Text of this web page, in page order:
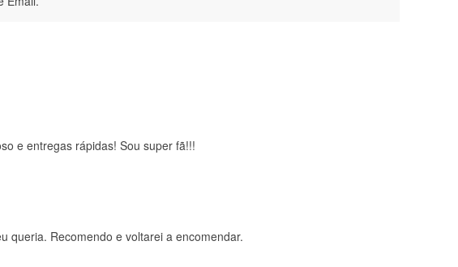
muito obrigada , serviço 5 estrelas
e entregas rápidas! Sou super fã!!!
queria. Recomendo e voltarei a encomendar.